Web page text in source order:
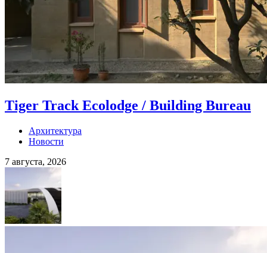
Tiger Track Ecolodge / Building Bureau
Архитектура
Новости
7 августа, 2026